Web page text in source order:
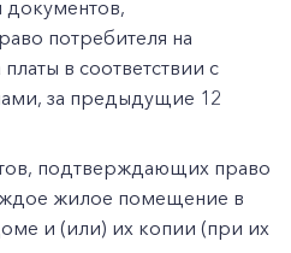
документов,
потребителя на
в соответствии с
за предыдущие 12
подтверждающих право
жилое помещение в
и (или) их копии (при их